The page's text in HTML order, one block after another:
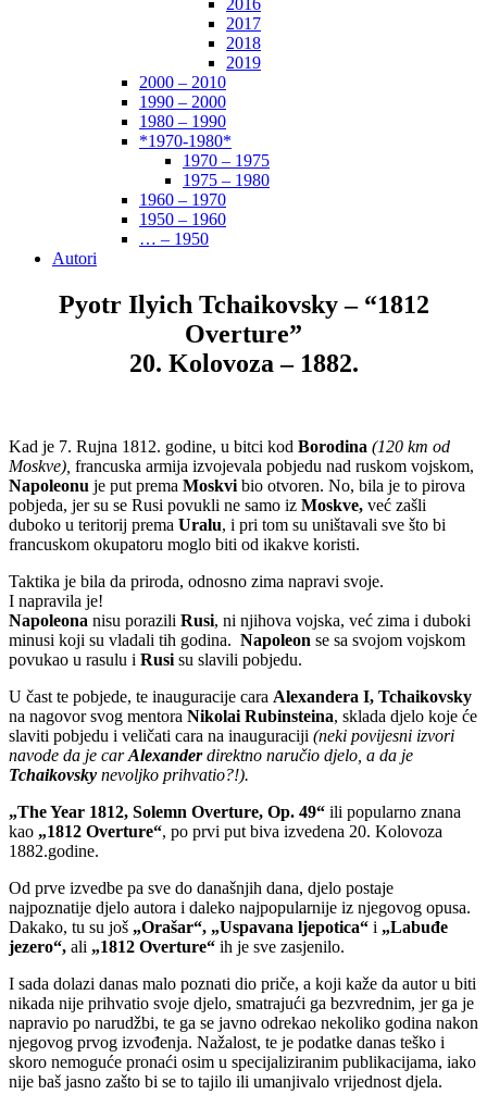
2016
2017
2018
2019
2000 – 2010
1990 – 2000
1980 – 1990
*1970-1980*
1970 – 1975
1975 – 1980
1960 – 1970
1950 – 1960
… – 1950
Autori
Pyotr Ilyich Tchaikovsky – “1812
Overture”
20. Kolovoza – 1882.
Kad je 7. Rujna 1812. godine, u bitci kod Borodina (120 km od
Moskve), francuska armija izvojevala pobjedu nad ruskom vojskom,
Napoleonu je put prema Moskvi bio otvoren. No, bila je to pirova
pobjeda, jer su se Rusi povukli ne samo iz Moskve, već zašli
duboko u teritorij prema Uralu, i pri tom su uništavali sve što bi
francuskom okupatoru moglo biti od ikakve koristi.
Taktika je bila da priroda, odnosno zima napravi svoje.
I napravila je!
Napoleona nisu porazili Rusi, ni njihova vojska, već zima i duboki
minusi koji su vladali tih godina. Napoleon se sa svojom vojskom
povukao u rasulu i Rusi su slavili pobjedu.
U čast te pobjede, te inauguracije cara Alexandera I, Tchaikovsky
na nagovor svog mentora Nikolai Rubinsteina, sklada djelo koje će
slaviti pobjedu i veličati cara na inauguraciji (neki povijesni izvori
navode da je carAlexanderdirektno naručio djelo, a da je
Tchaikovsky nevoljko prihvatio?!).
„The Year 1812, Solemn Overture, Op. 49“ ili popularno znana
kao „1812 Overture“, po prvi put biva izvedena 20. Kolovoza
1882.godine.
Od prve izvedbe pa sve do današnjih dana, djelo postaje
najpoznatije djelo autora i daleko najpopularnije iz njegovog opusa.
Dakako, tu su još „Orašar“, „Uspavana ljepotica“ i „Labuđe
jezero“, ali „1812 Overture“ ih je sve zasjenilo.
I sada dolazi danas malo poznati dio priče, a koji kaže da autor u biti
nikada nije prihvatio svoje djelo, smatrajući ga bezvrednim, jer ga je
napravio po narudžbi, te ga se javno odrekao nekoliko godina nakon
njegovog prvog izvođenja. Nažalost, te je podatke danas teško i
skoro nemoguće pronaći osim u specijaliziranim publikacijama, iako
nije baš jasno zašto bi se to tajilo ili umanjivalo vrijednost djela.